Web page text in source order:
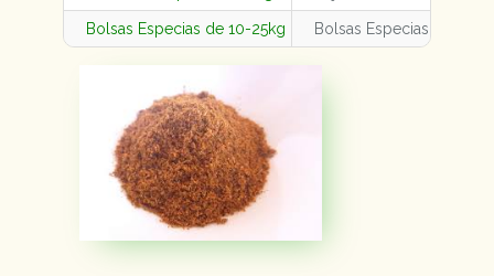
Bolsas Especias de 10-25kg Bolsas Especias de 10-